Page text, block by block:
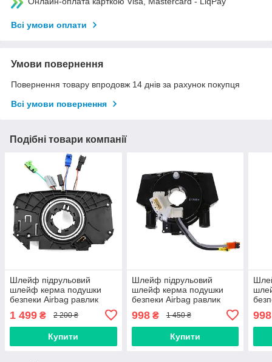
Всі умови оплати
Умови повернення
Повернення товару впродовж 14 днів за рахунок покупця
Всі умови повернення
Подібні товари компанії
Шлейф підрульовий
шлейф керма подушки
безпеки Airbag равлик
керма Renault Megane 2,
8200216462, 8200216459,
8200480340
1 499 ₴ 2 200 ₴
Купити
Шлейф підрульовий
шлейф керма подушки
безпеки Airbag равлик
керма KAPACO NISSAN 2
дроти В5567-JD00А,
B5567-CB66A, B5567-
998₴ 1 450 ₴
Купити
998